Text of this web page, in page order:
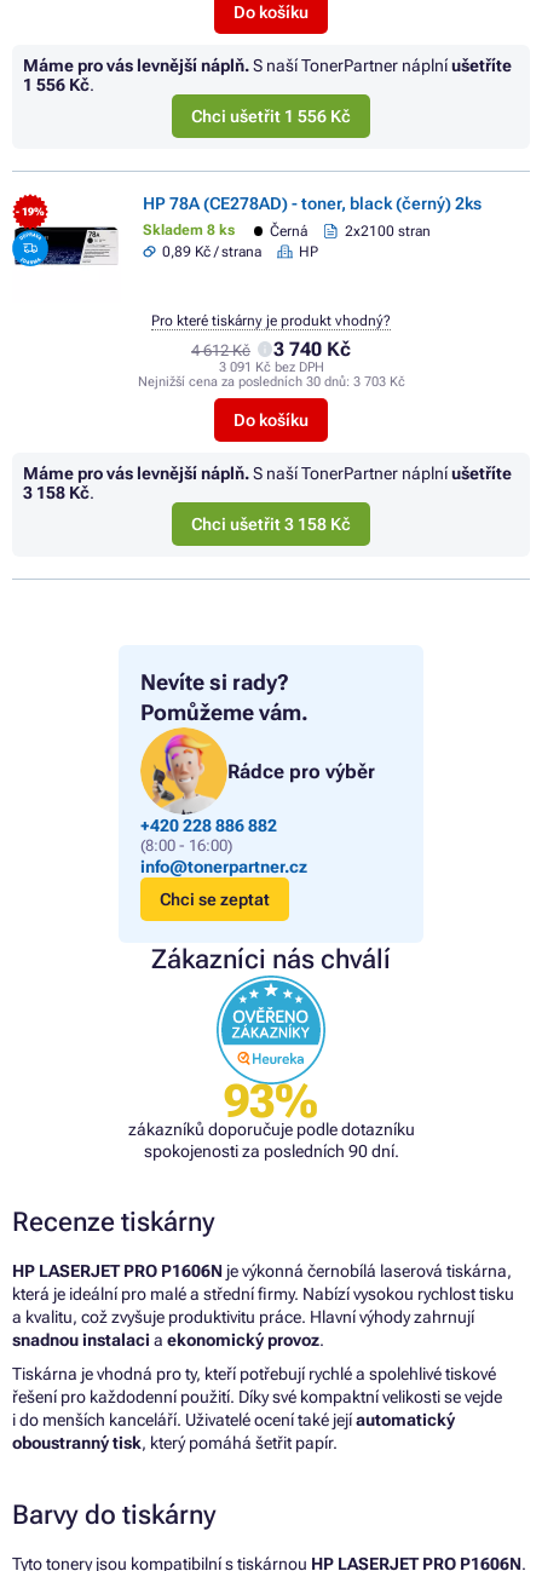
Nevíte si rady?
Pomůžeme vám.
Rádce pro výběr
+420 228 886 882
(8:00 - 16:00)
info@tonerpartner.cz
Chci se zeptat
Zákazníci nás chválí
93%
zákazníků doporučuje podle dotazníku
spokojenosti za posledních 90 dní.
Do košíku
Máme pro vás levnější náplň.S naší TonerPartner náplníušetříte
1 556 Kč.
Chci ušetřit 1 556 Kč
- 19% HP 78A (CE278AD) - toner, black (černý) 2ks
Skladem 8 ks Černá
2x2100 stran
0,89 Kč / strana
HP
4 612 Kč 3 740 Kč
3 091 Kč bez DPH
Nejnižší cena za posledních 30 dnů: 3 703 Kč
Do košíku
Pro které tiskárny je produkt vhodný?
Máme pro vás levnější náplň.S naší TonerPartner náplníušetříte
3 158 Kč.
Chci ušetřit 3 158 Kč
Recenze tiskárny
HP LASERJET PRO P1606N je výkonná černobílá laserová tiskárna,
která je ideální pro malé a střední firmy. Nabízí vysokou rychlost tisku
a kvalitu, což zvyšuje produktivitu práce. Hlavní výhody zahrnují
snadnou instalaci a ekonomický provoz.
Tiskárna je vhodná pro ty, kteří potřebují rychlé a spolehlivé tiskové
řešení pro každodenní použití. Díky své kompaktní velikosti se vejde
i do menších kanceláří. Uživatelé ocení také jejíautomatický
oboustranný tisk, který pomáhá šetřit papír.
Barvy do tiskárny
Tyto tonery jsou kompatibilní s tiskárnou HP LASERJET PRO P1606N.